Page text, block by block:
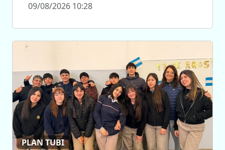
09/08/2026 10:28
PLAN TUBI